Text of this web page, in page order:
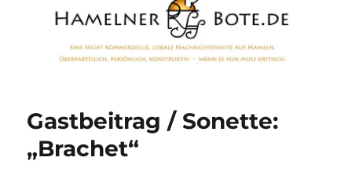
Gastbeitrag / Sonette:
„Brachet“